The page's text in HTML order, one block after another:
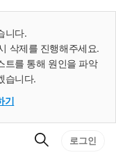
니다.
삭제를 진행해주세요.
트를 통해 원인을 파악
습니다.
기
검
로그인